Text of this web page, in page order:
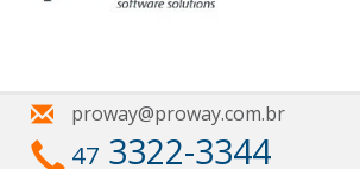
proway@proway.com.br
47 3322-3344